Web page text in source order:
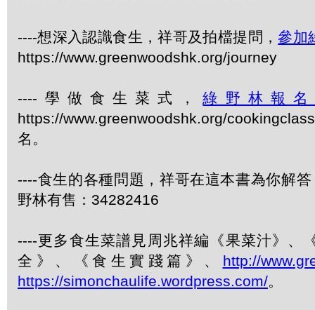
----想深入認識食生，祥哥及拍檔提問，參加
https://www.greenwoodshk.org/journey
----學做食生菜式，綠野林報
https://www.greenwoodshk.org/
名。
----食生的各種問題，祥哥在這本書為你解
野林有售：34282416
----更多食生菜譜見周兆祥編《果菜汁》、
全》、《食生實踐篇》、 http://
https://simonchaulife.wordpress.com/。